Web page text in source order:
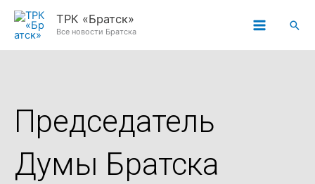
Перейти
ТРК «Братск»
Все новости Братска
Председатель
Думы Братска